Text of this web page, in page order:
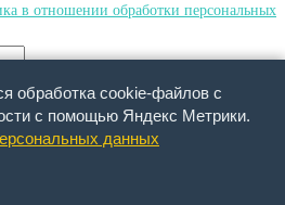
в отношении обработки персональных
обработка cookie-файлов с
с помощью Яндекс Метрики.
данных